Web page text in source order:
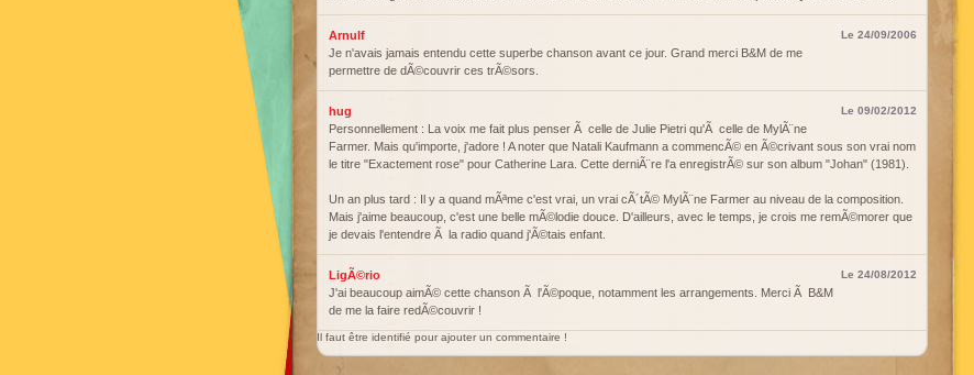
Arnulf Le 24/09/2006
Je n'avais jamais entendu cette superbe chanson avant ce jour. Grand merci B&M de me
permettre de dÃ©couvrir ces trÃ©sors.
hug Le 09/02/2012
Personnellement : La voix me fait plus penser Ã celle de Julie Pietri qu'Ã celle de MylÃ¨ne
Farmer. Mais qu'importe, j'adore ! A noter que Natali Kaufmann a commencÃ© en Ã©crivant sous son vrai nom
le titre "Exactement rose" pour Catherine Lara. Cette derniÃ¨re l'a enregistrÃ© sur son album "Johan" (1981).
Un an plus tard : Il y a quand mÃªme c'est vrai, un vrai cÃ´tÃ© MylÃ¨ne Farmer au niveau de la composition.
Mais j'aime beaucoup, c'est une belle mÃ©lodie douce. D'ailleurs, avec le temps, je crois me remÃ©morer que
je devais l'entendre Ã la radio quand j'Ã©tais enfant.
LigÃ©rio Le 24/08/2012
J'ai beaucoup aimÃ© cette chanson Ã l'Ã©poque, notamment les arrangements. Merci Ã B&M
de me la faire redÃ©couvrir !
Il faut être identifié pour ajouter un commentaire !